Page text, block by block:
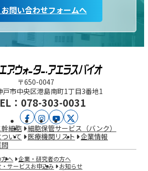
お問い合わせフォームへ
〒650-0047
戸市中央区港島南町1丁目3番地1
：078-303-0031
ア
エ
ラ
ス
ア
エ
ラ
ス
YouTube
X
細胞
細胞保管サービス（バンク）
いて
医療機関リスト
企業情報
方へ
企業・研究者の方へ
サービスお申込み
お知らせ